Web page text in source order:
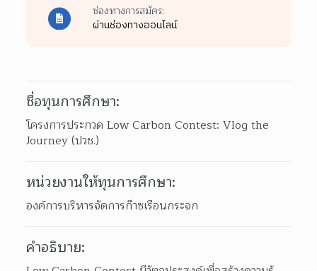
ช่องทางการสมัคร:
ผ่านช่องทางออนไลน์
ชื่อทุนการศึกษา:
โครงการประกวด Low Carbon Contest: Vlog the
Journey (ปวช.)
หน่วยงานให้ทุนการศึกษา:
องค์การบริหารจัดการก๊าซเรือนกระจก
คำอธิบาย: